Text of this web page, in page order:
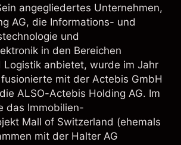
angegliedertes Unternehmen,
AG, die Informations- und
und
in den Bereichen
Logistik anbietet, wurde im Jahr
mit der Actebis GmbH
ALSO-Actebis Holding AG. Im
das Immobilien-
Mall of Switzerland (ehemals
mit der Halter AG